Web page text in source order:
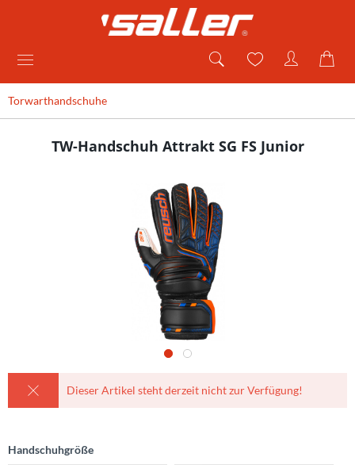
Torwarthandschuhe
TW-Handschuh Attrakt SG FS Junior
Dieser Artikel steht derzeit nicht zur Verfügung!
Handschuhgröße